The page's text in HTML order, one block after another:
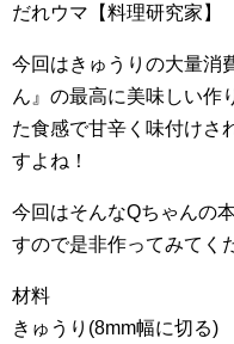
だれウマ【料理研究家】
今回はきゅうりの大量消
ん』の最高に美味しい作
た食感で甘辛く味付けさ
すよね！
今回はそんなQちゃんの
すので是非作ってみてく
材料
きゅうり(8mm幅に切る